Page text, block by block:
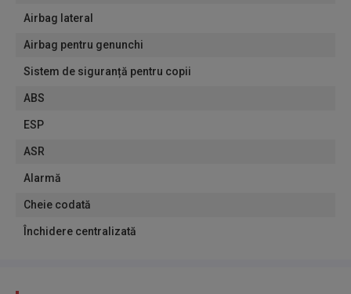
Airbag lateral
Airbag pentru genunchi
Sistem de siguranță pentru copii
ABS
ESP
ASR
Alarmă
Cheie codată
Închidere centralizată